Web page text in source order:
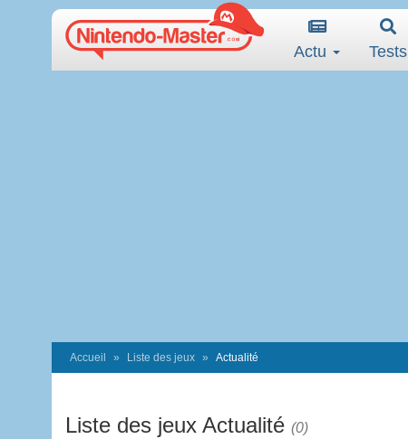
Actu Tests
Accueil Liste des jeux Actualité
Liste des jeux Actualité (0)